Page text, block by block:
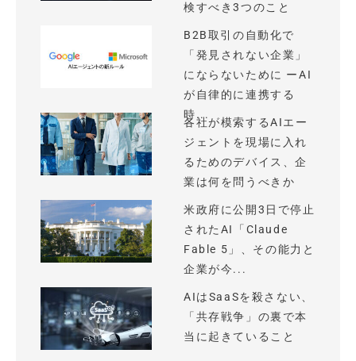
検すべき3つのこと
B2B取引の自動化で
「発見されない企業」
にならないために ーAI
が自律的に連携する
時...
各社が模索するAIエー
ジェントを現場に入れ
るためのデバイス、企
業は何を問うべきか
米政府に公開3日で停止
されたAI「Claude
Fable 5」、その能力と
企業が今...
AIはSaaSを殺さない、
「共存戦争」の裏で本
当に起きていること